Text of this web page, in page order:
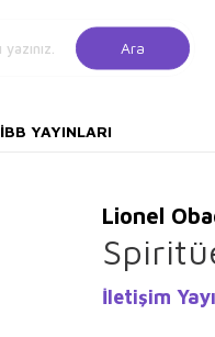
Ara
İBB YAYINLARI
Lionel
İletişim